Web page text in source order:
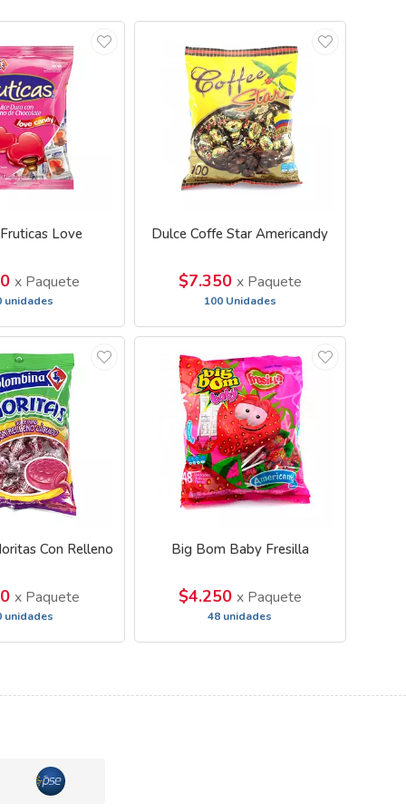
Love
x Paquete
unidades
Dulce Coffe Star Americandy
$7.350 x Paquete
100 Unidades
Con Relleno
x Paquete
unidades
Big Bom Baby Fresilla
$4.250 x Paquete
48 unidades